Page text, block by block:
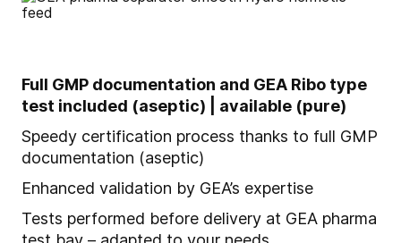
Full GMP documentation and GEA Ribo type
test included (aseptic) | available (pure)
Speedy certification process thanks to full GMP
documentation (aseptic)
Enhanced validation by GEA’s expertise
Tests performed before delivery at GEA pharma